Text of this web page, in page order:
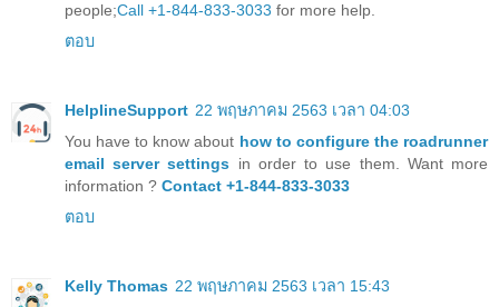
people;Call +1-844-833-3033 for more help.
ตอบ
HelplineSupport 22 พฤษภาคม 2563 เวลา 04:03
You have to know about how to configure the roadrunner
email server settings in order to use them. Want more
information ? Contact +1-844-833-3033
ตอบ
Kelly Thomas 22 พฤษภาคม 2563 เวลา 15:43